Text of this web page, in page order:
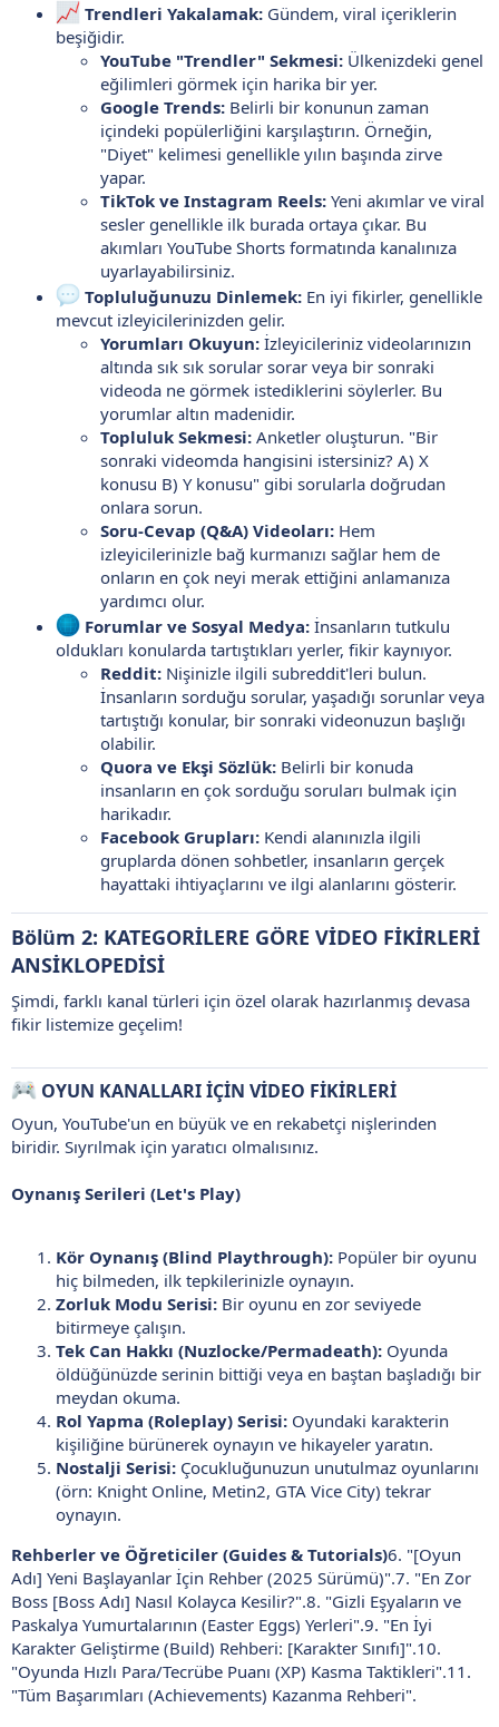
Trendleri Yakalamak: Gündem, viral içeriklerin
beşiğidir.
YouTube "Trendler" Sekmesi: Ülkenizdeki genel
eğilimleri görmek için harika bir yer.
Google Trends: Belirli bir konunun zaman
içindeki popülerliğini karşılaştırın. Örneğin,
"Diyet" kelimesi genellikle yılın başında zirve
yapar.
TikTok ve Instagram Reels: Yeni akımlar ve viral
sesler genellikle ilk burada ortaya çıkar. Bu
akımları YouTube Shorts formatında kanalınıza
uyarlayabilirsiniz.
Topluluğunuzu Dinlemek: En iyi fikirler, genellikle
mevcut izleyicilerinizden gelir.
Yorumları Okuyun: İzleyicileriniz videolarınızın
altında sık sık sorular sorar veya bir sonraki
videoda ne görmek istediklerini söylerler. Bu
yorumlar altın madenidir.
Topluluk Sekmesi: Anketler oluşturun. "Bir
sonraki videomda hangisini istersiniz? A) X
konusu B) Y konusu" gibi sorularla doğrudan
onlara sorun.
Soru-Cevap (Q&A) Videoları: Hem
izleyicilerinizle bağ kurmanızı sağlar hem de
onların en çok neyi merak ettiğini anlamanıza
yardımcı olur.
Forumlar ve Sosyal Medya: İnsanların tutkulu
oldukları konularda tartıştıkları yerler, fikir kaynıyor.
Reddit: Nişinizle ilgili subreddit'leri bulun.
İnsanların sorduğu sorular, yaşadığı sorunlar veya
tartıştığı konular, bir sonraki videonuzun başlığı
olabilir.
Quora ve Ekşi Sözlük: Belirli bir konuda
insanların en çok sorduğu soruları bulmak için
harikadır.
Facebook Grupları: Kendi alanınızla ilgili
gruplarda dönen sohbetler, insanların gerçek
hayattaki ihtiyaçlarını ve ilgi alanlarını gösterir.
Bölüm 2: KATEGORİLERE GÖRE VİDEO FİKİRLERİ
ANSİKLOPEDİSİ
Şimdi, farklı kanal türleri için özel olarak hazırlanmış devasa
fikir listemize geçelim!
OYUN KANALLARI İÇİN VİDEO FİKİRLERİ
Oyun, YouTube'un en büyük ve en rekabetçi nişlerinden
biridir. Sıyrılmak için yaratıcı olmalısınız.
Oynanış Serileri (Let's Play)
Kör Oynanış (Blind Playthrough): Popüler bir oyunu
hiç bilmeden, ilk tepkilerinizle oynayın.
Zorluk Modu Serisi: Bir oyunu en zor seviyede
bitirmeye çalışın.
Tek Can Hakkı (Nuzlocke/Permadeath): Oyunda
öldüğünüzde serinin bittiği veya en baştan başladığı bir
meydan okuma.
Rol Yapma (Roleplay) Serisi: Oyundaki karakterin
kişiliğine bürünerek oynayın ve hikayeler yaratın.
Nostalji Serisi: Çocukluğunuzun unutulmaz oyunlarını
(örn: Knight Online, Metin2, GTA Vice City) tekrar
oynayın.
Rehberler ve Öğreticiler (Guides & Tutorials)6. "[Oyun
Adı] Yeni Başlayanlar İçin Rehber (2025 Sürümü)".7. "En Zor
Boss [Boss Adı] Nasıl Kolayca Kesilir?".8. "Gizli Eşyaların ve
Paskalya Yumurtalarının (Easter Eggs) Yerleri".9. "En İyi
Karakter Geliştirme (Build) Rehberi: [Karakter Sınıfı]".10.
"Oyunda Hızlı Para/Tecrübe Puanı (XP) Kasma Taktikleri".11.
"Tüm Başarımları (Achievements) Kazanma Rehberi".